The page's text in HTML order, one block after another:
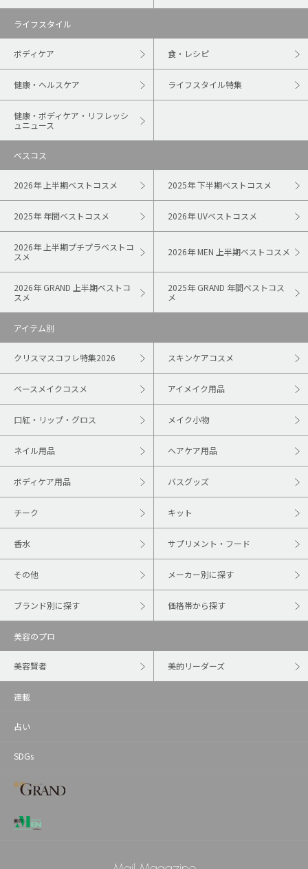
ライフスタイル
ボディケア 食・レシピ
健康・ヘルスケア ライフスタイル特集
健康・ボディケア・リフレッシ
ュニュース
ベスコス
2026年 上半期ベストコスメ 2025年 下半期ベストコスメ
2025年 年間ベストコスメ 2026年 UVベストコスメ
2026年 上半期プチプラベストコ
スメ
2026年 MEN 上半期ベストコスメ
2026年 GRAND 上半期ベストコ
スメ
2025年 GRAND 年間ベストコス
メ
アイテム別
クリスマスコフレ特集2026 スキンケアコスメ
ベースメイクコスメ アイメイク用品
口紅・リップ・グロス メイク小物
ネイル用品 ヘアケア用品
ボディケア用品 バスグッズ
チーク キット
香水 サプリメント・フード
その他 メーカー別に探す
ブランド別に探す 価格帯から探す
美容のプロ
美容賢者 美的リーダーズ
連載
占い
SDGs